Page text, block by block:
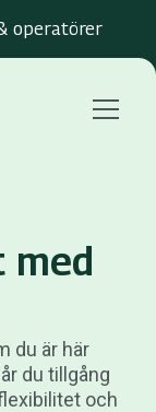
operatörer
Menu
med
du är här
du tillgång
och